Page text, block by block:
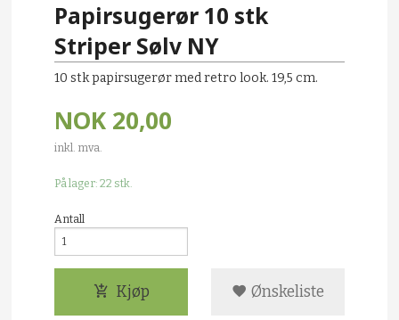
Papirsugerør 10 stk
Striper Sølv NY
10 stk papirsugerør med retro look. 19,5 cm.
NOK 20,00
inkl. mva.
På lager: 22 stk.
Antall
Kjøp Ønskeliste